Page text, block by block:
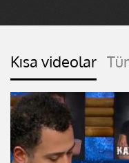
Kısa videolar